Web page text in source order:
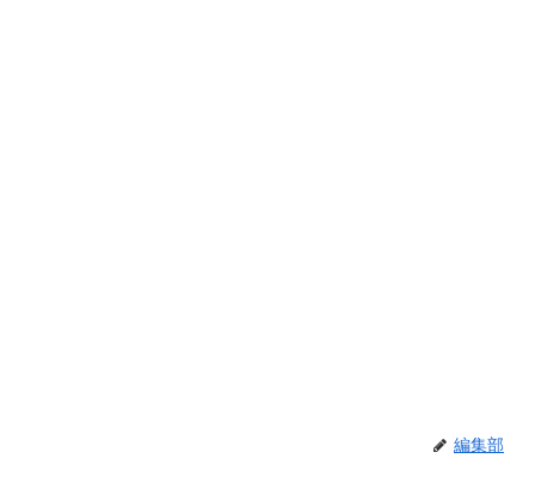
編集部